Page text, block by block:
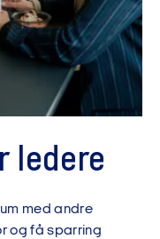
ledere
med andre
og få sparring